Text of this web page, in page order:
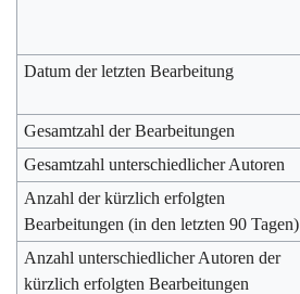
Datum der letzten Bearbeitung
Gesamtzahl der Bearbeitungen
Gesamtzahl unterschiedlicher Autoren
Anzahl der kürzlich erfolgten
Bearbeitungen (in den letzten 90 Tagen)
Anzahl unterschiedlicher Autoren der
kürzlich erfolgten Bearbeitungen